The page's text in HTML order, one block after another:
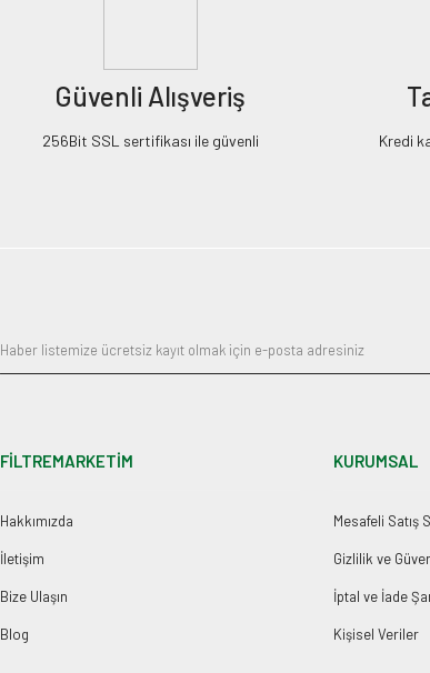
Güvenli Alışveriş
256Bit SSL sertifikası ile güvenli Kredi
FİLTREMARKETİM
Hakkımızda
İletişim
Bize Ulaşın
Blog
KURUMSAL
Mesafeli Satış
Gizlilik ve
İptal ve İade
Kişisel Veriler